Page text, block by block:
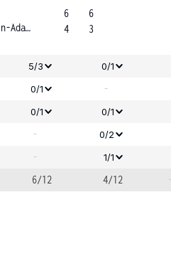
Martin-Adalia
6
4
6
3
5/3
0/1
0/1 -
0/1
0/1
-
0/2
- 1/1
6/12 4/12